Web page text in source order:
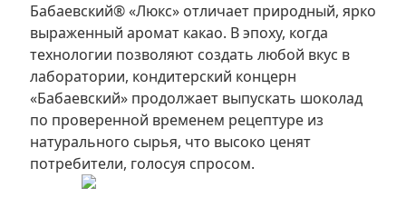
Бабаевский® «Люкс» отличает природный, ярко
выраженный аромат какао. В эпоху, когда
технологии позволяют создать любой вкус в
лаборатории, кондитерский концерн
«Бабаевский» продолжает выпускать шоколад
по проверенной временем рецептуре из
натурального сырья, что высоко ценят
потребители, голосуя спросом.